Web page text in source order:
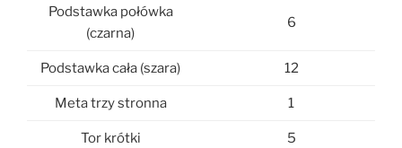
Podstawka połówka
(czarna)
6
Podstawka cała (szara) 12
Meta trzy stronna 1
Tor krótki 5